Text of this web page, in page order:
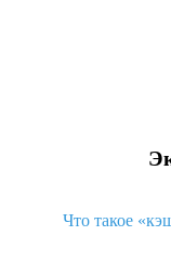
Что такое